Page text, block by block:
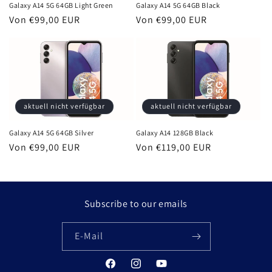
e
Galaxy A14 5G 64GB Light Green
Normaler
Von €99,00 EUR
Galaxy A14 5G 64GB Black
Normaler
Von €99,00 EUR
aktuell nicht verfügbar
Galaxy A14 5G 64GB Silver
Normaler
Von €99,00 EUR
aktuell nicht verfügbar
Galaxy A14 128GB Black
Normaler
Von €119,00 EUR
Subscribe to our emails
E-Mail